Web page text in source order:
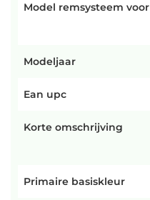
Model remsysteem voor
Modeljaar
Ean upc
Korte omschrijving
Primaire basiskleur